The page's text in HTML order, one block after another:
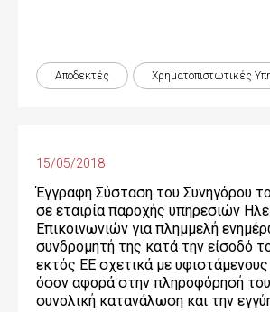
Αποδεκτές Χρηματοπιστωτικές
15/05/2018
Έγγραφη Σύσταση του Συνηγόρου
σε εταιρία παροχής υπηρεσιών
Επικοινωνιών για πλημμελή
συνδρομητή της κατά την είσοδό
εκτός ΕΕ σχετικά με
όσον αφορά στην πληροφόρησή του
συνολική κατανάλωση και την